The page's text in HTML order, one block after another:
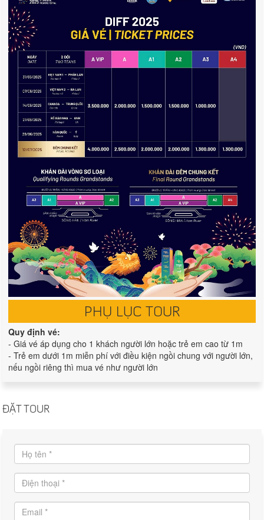
PHỤ LỤC TOUR
Quy định vé:
- Giá vé áp dụng cho 1 khách người lớn hoặc trẻ em cao từ 1m
- Trẻ em dưới 1m miễn phí với điều kiện ngồi chung với người lớn,
nếu ngồi riêng thì mua vé như người lớn
ĐẶT TOUR